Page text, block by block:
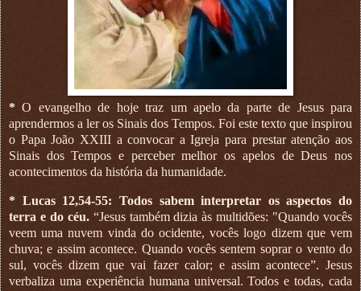
* O evangelho de hoje traz um apelo da parte de Jesus para
aprendermos a ler os Sinais dos Tempos. Foi este texto que inspirou
o Papa João XXIII a convocar a Igreja para prestar atenção aos
Sinais dos Tempos e perceber melhor os apelos de Deus nos
acontecimentos da história da humanidade.
* Lucas 12,54-55: Todos sabem interpretar os aspectos do
terra e do céu. “Jesus também dizia às multidões: "Quando vocês
veem uma nuvem vinda do ocidente, vocês logo dizem que vem
chuva; e assim acontece. Quando vocês sentem soprar o vento do
sul, vocês dizem que vai fazer calor; e assim acontece”. Jesus
verbaliza uma experiência humana universal. Todos e todas, cada